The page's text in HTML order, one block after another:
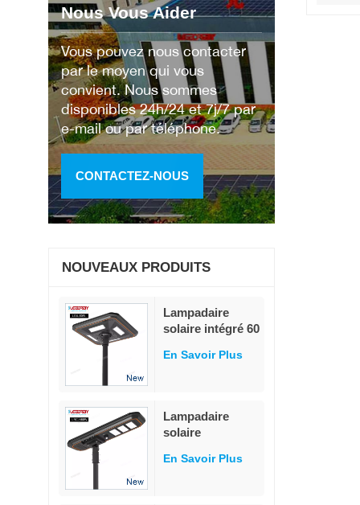
Nous Vous Aider
Vous pouvez nous contacter
par le moyen qui vous
convient. Nous sommes
disponibles 24h/24 et 7j/7 par
e-mail ou par téléphone.
CONTACTEZ-NOUS
NOUVEAUX PRODUITS
Lampadaire
solaire intégré 60
adaptation
luminosité
En Savoir Plus
Lampadaire
solaire
en-un 80 W, 230
En Savoir Plus